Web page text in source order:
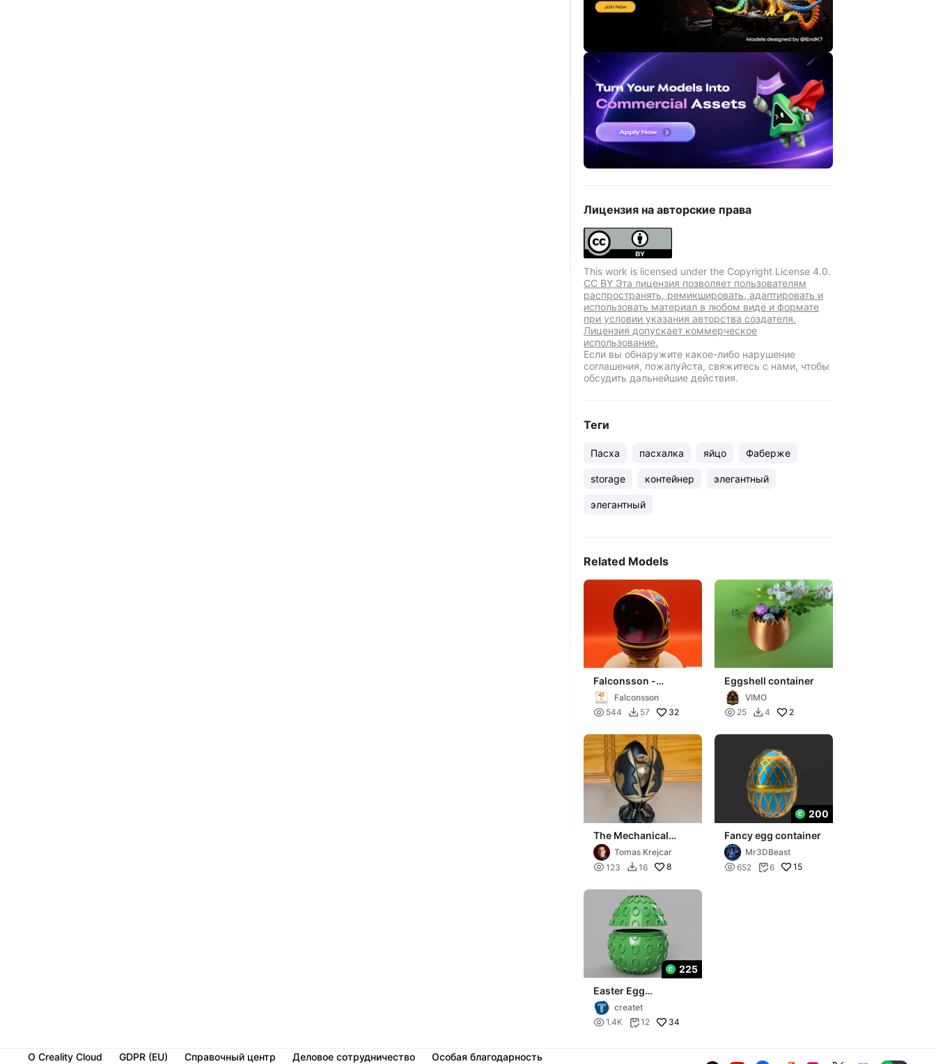
Лицензия на авторские права
This work is licensed under the Copyright License 4.0.
CC BY Эта лицензия позволяет пользователям
распространять, ремикшировать, адаптировать и
использовать материал в любом виде и формате
при условии указания авторства создателя.
Лицензия допускает коммерческое
использование.
Если вы обнаружите какое-либо нарушение
соглашения, пожалуйста, свяжитесь с нами, чтобы
обсудить дальнейшие действия.
Теги
Пасха пасхалка яйцо Фаберже
storage контейнер элегантный
элегантный
Related Models
Falconsson -
Faberge Egg Jewel
Box
Falconsson
 544  57 32
Eggshell container
VIMO
 25  4 2
The Mechanical
Fabergé Egg
Tomas Krejcar
 123  16 8
200
Fancy egg container
Mr3DBeast
 652 6 15
225
Easter Egg
Container
createt
 1.4K 12 34
О Creality Cloud GDPR (EU) Справочный центр Деловое сотрудничество
Особая благодарность